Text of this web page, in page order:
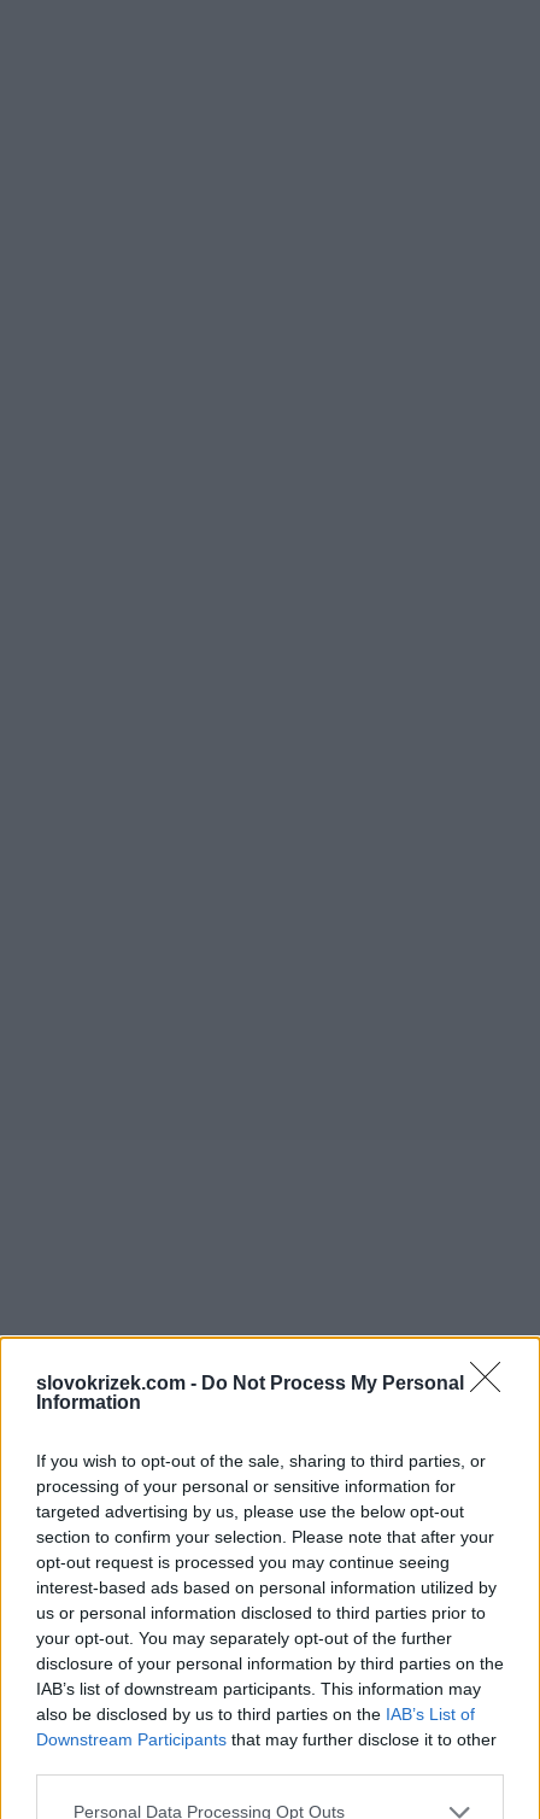
slovokrizek.com - Do Not Process My Personal
Information
If you wish to opt-out of the sale, sharing to third parties, or
processing of your personal or sensitive information for
targeted advertising by us, please use the below opt-out
section to confirm your selection. Please note that after your
opt-out request is processed you may continue seeing
interest-based ads based on personal information utilized by
us or personal information disclosed to third parties prior to
your opt-out. You may separately opt-out of the further
disclosure of your personal information by third parties on the
IAB’s list of downstream participants. This information may
also be disclosed by us to third parties on the IAB’s List of
Downstream Participants that may further disclose it to other
Personal Data Processing Opt Outs